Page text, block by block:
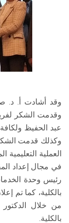
وقد أشادت أ. د.
وقدمت الشكر
عبد الحفيظ
وكذلك قدمت
العملية التعليمية
في مجال إعداد
رئيس وحدة
بالكلية، كما تم
من خلال
بالكلية.